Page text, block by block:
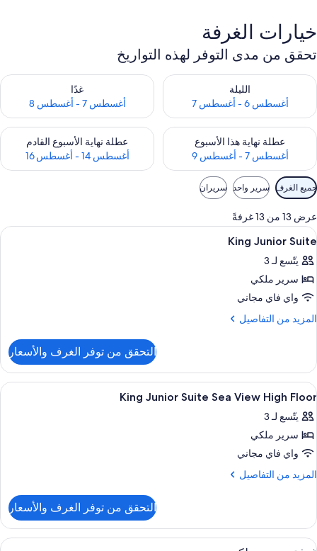
خيارات الغرفة
تحقق من مدى التوفر لهذه التواريخ
الليلة
أغسطس 6 - أغسطس 7
تحقق من مدى التوفر لليلة للفترة أغسطس 6 - أغسطس 7
غدًا
أغسطس 7 - أغسطس 8
تحقق من مدى التوفر لغد للفترة أغسطس
عطلة نهاية هذا الأسبوع
أغسطس 7 - أغسطس 9
تحقق من مدى التوفر لعطلة نهاية هذا الأسبوع للفترة أغسطس 7 - أغسطس 9
عطلة نهاية الأسبوع القادم
أغسطس 14 - أغسطس 16
تحقق من مدى التوفر لعطلة نهاية
عوامل
التصفية
المتاحة
للغرف
جميع الغرف سرير واحد سريران
عرض 13 من 13 غرفةً
استعراض
جميع
صور
King
Junior
Suite
أغطية فراش متميزة وميني بار وخزنة
11
King Junior Suite
يتّسع لـ 3
سرير ملكي
واي فاي مجاني
المزيد من التفاصيل
المزيد
King
Junior
Suite
التحقق من توفر الغرف والأسعار
استعراض
جميع
صور
King
Junior
Suite
High
Floor
4
King Junior Suite Sea View High Floor
يتّسع لـ 3
سرير ملكي
واي فاي مجاني
المزيد من التفاصيل
المزيد
King
Junior
التحقق من توفر الغرف والأسعار
استعراض
أغطية فراش متميزة وميني بار وخزنة